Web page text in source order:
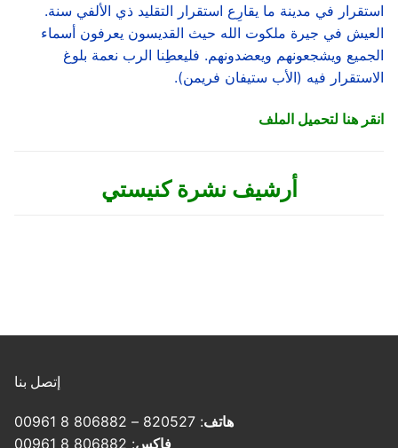
استقرار في مدينة ما يقارِع استقرار التقليد ذي الألفي سنة.
العيش في جيرة ملكوت الله حيث القديسون يعرفون أسماء
الجميع ويشجعونهم ويعضدونهم. فليعطِنا الرب نعمة بلوغ
الاستقرار فيه (الأب ستيفان فريمن).
انقر هنا لتحميل الملف
أرشيف نشرة كنيستي
إتصل بنا
هاتف: 820527 – 806882 8 00961
فاكس: 806882 8 00961